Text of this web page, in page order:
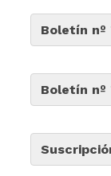
Boletín nº
Boletín